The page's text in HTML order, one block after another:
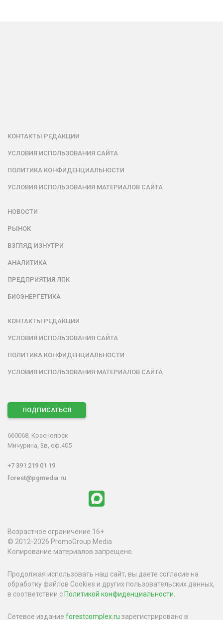
КОНТАКТЫ РЕДАКЦИИ
УСЛОВИЯ ИСПОЛЬЗОВАНИЯ САЙТА
ПОЛИТИКА КОНФИДЕНЦИАЛЬНОСТИ
УСЛОВИЯ ИСПОЛЬЗОВАНИЯ МАТЕРИАЛОВ САЙТА
НОВОСТИ
РЫНОК
ВЗГЛЯД ИЗНУТРИ
АНАЛИТИКА
ПРЕДПРИЯТИЯ ЛПК
БИОЭНЕРГЕТИКА
КОНТАКТЫ РЕДАКЦИИ
УСЛОВИЯ ИСПОЛЬЗОВАНИЯ САЙТА
ПОЛИТИКА КОНФИДЕНЦИАЛЬНОСТИ
УСЛОВИЯ ИСПОЛЬЗОВАНИЯ МАТЕРИАЛОВ САЙТА
ПОДПИСАТЬСЯ
660068, Красноярск
Мичурина, 3в, оф.405
+7 391 219 01 19
forest@pgmedia.ru
Возрастное ограничение 16+
© 2012-2026 PromoGroup Media
Копирование материалов запрещено.
Продолжая использовать наш сайт, вы даете согласие на
обработку файлов Cookies и других пользовательских данных,
в соответствии сПолитикой конфиденциальности
Сетевое издание forestcomplex.ru зарегистрировано в